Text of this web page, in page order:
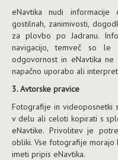
eNavtika nudi informacije
gostilnah, zanimivosti,
za plovbo po Jadranu.
navigacijo, temveč so le
odgovornost in eNavtika ne
napačno uporabo ali
3. Avtorske pravice
Fotografije in videoposnetki
v delu ali celoti kopirati s
eNavtike. Privolitev je
obliki. Vse fotografije
imeti pripis eNavtika.